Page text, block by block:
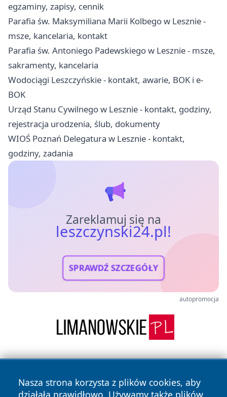
egzaminy, zapisy, cennik
Parafia św. Maksymiliana Marii Kolbego w Lesznie -
msze, kancelaria, kontakt
Parafia św. Antoniego Padewskiego w Lesznie - msze,
sakramenty, kancelaria
Wodociągi Leszczyńskie - kontakt, awarie, BOK i e-
BOK
Urząd Stanu Cywilnego w Lesznie - kontakt, godziny,
rejestracja urodzenia, ślub, dokumenty
WIOŚ Poznań Delegatura w Lesznie - kontakt,
godziny, zadania
Zareklamuj się na
leszczynski24.pl!
SPRAWDŹ SZCZEGÓŁY
autopromocja
Nasza strona korzysta z plików cookies, aby
działała prawidłowo. Używamy także plików